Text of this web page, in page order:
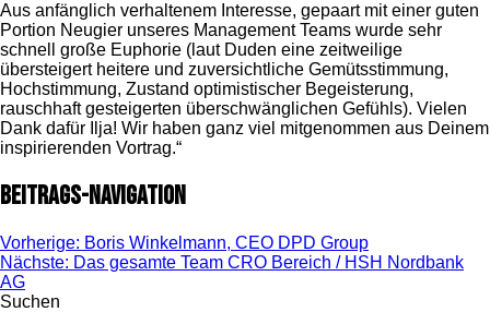
Aus anfänglich verhaltenem Interesse, gepaart mit einer guten
Portion Neugier unseres Management Teams wurde sehr
schnell große Euphorie (laut Duden eine zeitweilige
übersteigert heitere und zuversichtliche Gemütsstimmung,
Hochstimmung, Zustand optimistischer Begeisterung,
rauschhaft gesteigerten überschwänglichen Gefühls). Vielen
Dank dafür Ilja! Wir haben ganz viel mitgenommen aus Deinem
inspirierenden Vortrag.“
Beitrags-Navigation
Vorherige: Boris Winkelmann, CEO DPD Group
Nächste: Das gesamte Team CRO Bereich / HSH Nordbank
AG
Suchen